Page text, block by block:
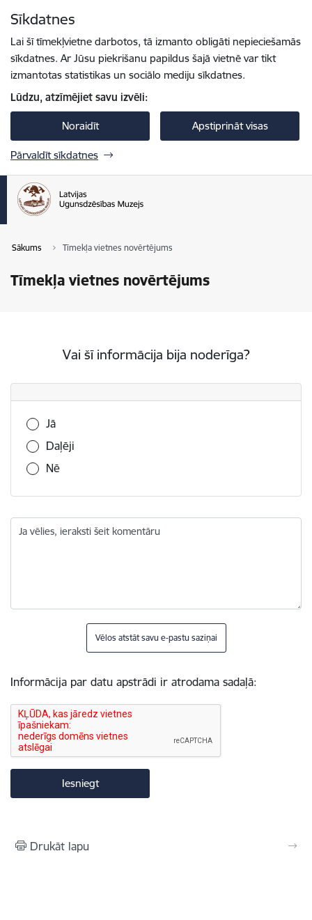
Sīkdatnes
Lai šī tīmekļvietne darbotos, tā izmanto obligāti nepieciešamās
sīkdatnes. Ar Jūsu piekrišanu papildus šajā vietnē var tikt
izmantotas statistikas un sociālo mediju sīkdatnes.
Lūdzu, atzīmējiet savu izvēli:
Noraidīt Apstiprināt visas
Pārvaldīt sīkdatnes
Sākums Tīmekļa vietnes novērtējums
Tīmekļa vietnes novērtējums
Vai šī informācija bija noderīga?
Vai šī informācija bija noderīga?
Jā
Daļēji
Nē
Ja vēlies, ieraksti šeit komentāru
Vēlos atstāt savu e-pastu saziņai
Informācija par datu apstrādi ir atrodama sadaļā:
Drukāt lapu